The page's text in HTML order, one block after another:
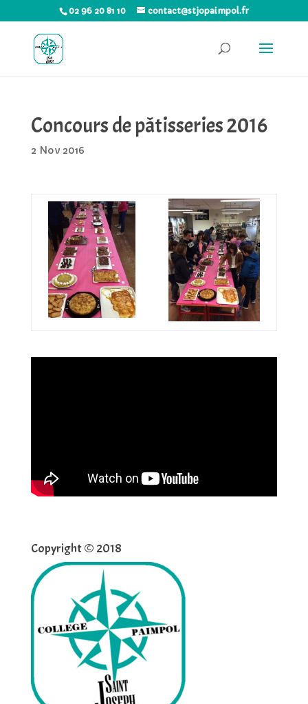
02 96 20 81 10 contact@stjopaimpol.fr
Concours de pâtisseries 2016
2 Nov 2016
Copyright © 2018